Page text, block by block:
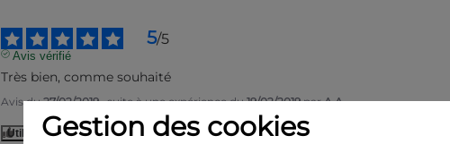
5/5
Avis vérifié
Très bien, comme souhaité
Avis du27/02/2019 , suite à une expérience du19/02/2019 parA.A.
Utile (0)Signaler
Gestion des cookies